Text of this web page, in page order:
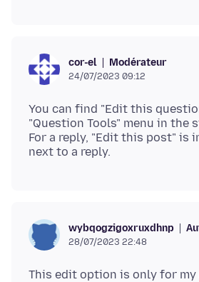
cor-el Modérateur
24/07/2023 09:12
You can find "Edit this
"Question Tools" menu in the
For a reply, "Edit this post" is
wybqogzigoxruxdhnp
28/07/2023 22:48
This edit option is only for